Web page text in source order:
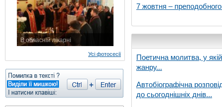
В обласній лікарні
Усі фотосесії
7 жовтня –
Поетична молитва, у
жанру...
Автобіографічна
до сьогоднішніх днів...